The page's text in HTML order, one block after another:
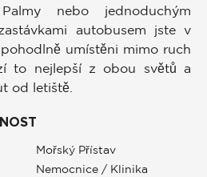
nebo jednoduchým
autobusem jste v
umístěni mimo ruch
to nejlepší z obou světů a
od letiště.
Mořský Přístav
Nemocnice / Klinika